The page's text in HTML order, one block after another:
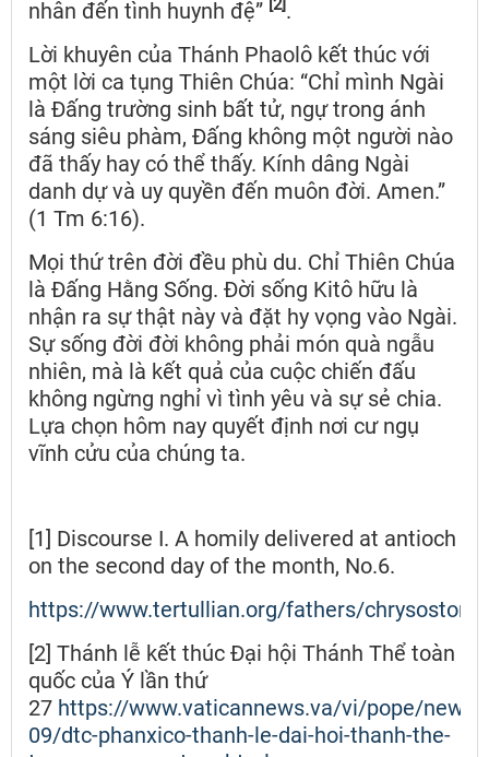
nhân đến tình huynh đệ” [2] .
Lời khuyên của Thánh Phaolô kết thúc với
một lời ca tụng Thiên Chúa: “Chỉ mình Ngài
là Đấng trường sinh bất tử, ngự trong ánh
sáng siêu phàm, Đấng không một người nào
đã thấy hay có thể thấy. Kính dâng Ngài
danh dự và uy quyền đến muôn đời. Amen.”
(1 Tm 6:16).
Mọi thứ trên đời đều phù du. Chỉ Thiên Chúa
là Đấng Hằng Sống. Đời sống Kitô hữu là
nhận ra sự thật này và đặt hy vọng vào Ngài.
Sự sống đời đời không phải món quà ngẫu
nhiên, mà là kết quả của cuộc chiến đấu
không ngừng nghỉ vì tình yêu và sự sẻ chia.
Lựa chọn hôm nay quyết định nơi cư ngụ
vĩnh cửu của chúng ta.
[1] Discourse I. A homily delivered at antioch
on the second day of the month, No.6.
https://www.tertullian.org/fathers/
[2] Thánh lễ kết thúc Đại hội Thánh Thể toàn
quốc của Ý lần thứ
27 https://www.vaticannews.va/vi/pope/news/
09/dtc-phanxico-thanh-le-dai-hoi-thanh-the-